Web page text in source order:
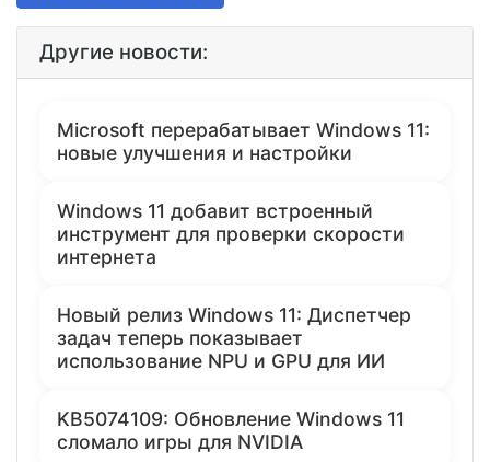
Другие новости:
Microsoft перерабатывает Windows 11:
новые улучшения и настройки
Windows 11 добавит встроенный
инструмент для проверки скорости
интернета
Новый релиз Windows 11: Диспетчер
задач теперь показывает
использование NPU и GPU для ИИ
KB5074109: Обновление Windows 11
сломало игры для NVIDIA